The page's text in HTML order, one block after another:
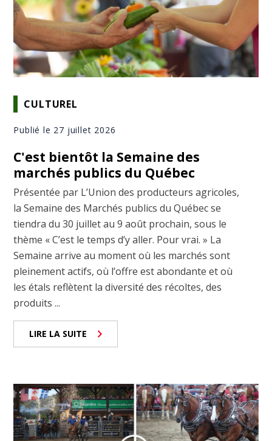
CULTUREL
Publié le 27 juillet 2026
C'est bientôt la Semaine des
marchés publics du Québec
Présentée par L’Union des producteurs agricoles,
la Semaine des Marchés publics du Québec se
tiendra du 30 juillet au 9 août prochain, sous le
thème « C’est le temps d’y aller. Pour vrai. » La
Semaine arrive au moment où les marchés sont
pleinement actifs, où l’offre est abondante et où
les étals reflètent la diversité des récoltes, des
produits ...
LIRE LA SUITE